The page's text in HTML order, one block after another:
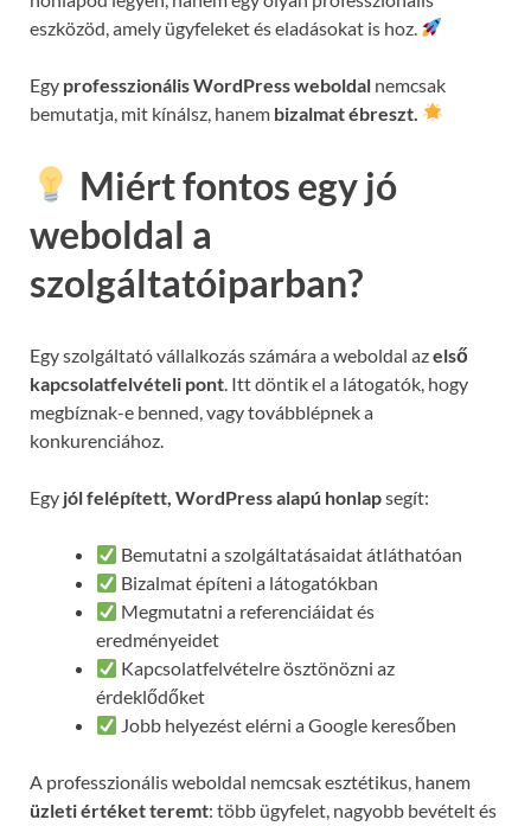
eszközöd, amely ügyfeleket és eladásokat is hoz.
Egy professzionális WordPress weboldal nemcsak
bemutatja, mit kínálsz, hanem bizalmat ébreszt.
Miért fontos egy jó
weboldal a
szolgáltatóiparban?
Egy szolgáltató vállalkozás számára a weboldal azelső
kapcsolatfelvételi pont. Itt döntik el a látogatók, hogy
megbíznak-e benned, vagy továbblépnek a
konkurenciához.
Egy jól felépített, WordPress alapú honlapsegít:
Bemutatni a szolgáltatásaidat átláthatóan
Bizalmat építeni a látogatókban
Megmutatni a referenciáidat és
eredményeidet
Kapcsolatfelvételre ösztönözni az
érdeklődőket
Jobb helyezést elérni a Google keresőben
A professzionális weboldal nemcsak esztétikus, hanem
üzleti értéket teremt: több ügyfelet, nagyobb bevételt és